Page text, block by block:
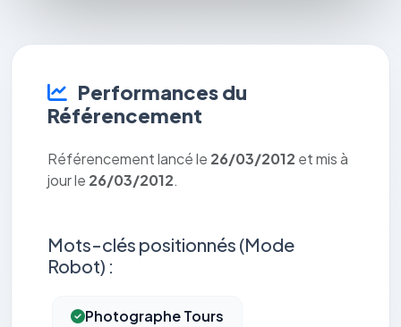
Performances du
Référencement
Référencement lancé le 26/03/2012 et mis à
jour le 26/03/2012.
Mots-clés positionnés (Mode
Robot) :
Photographe Tours